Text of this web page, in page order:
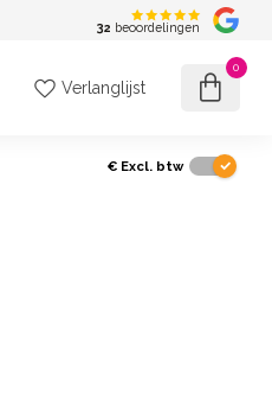
32 beoordelingen
Verlanglijst
0
€ Excl. btw